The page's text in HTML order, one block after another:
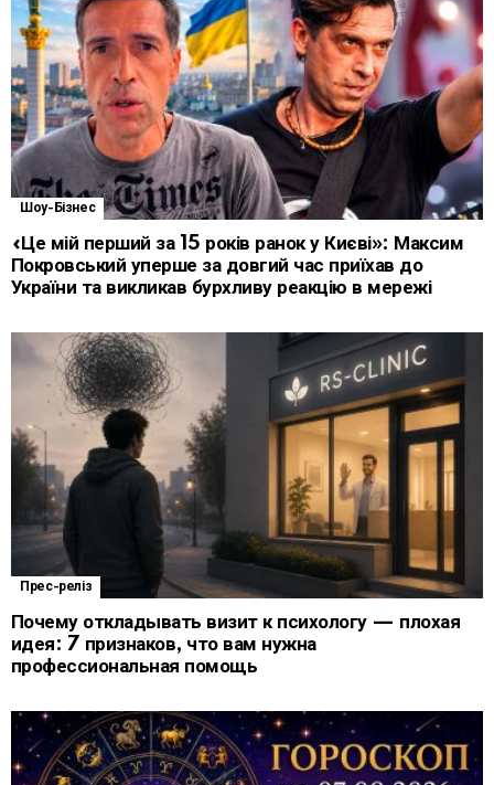
Шоу-Бізнес
«Це мій перший за 15 років ранок у Києві»: Максим
Покровський уперше за довгий час приїхав до
України та викликав бурхливу реакцію в мережі
Прес-реліз
Почему откладывать визит к психологу — плохая
идея: 7 признаков, что вам нужна
профессиональная помощь